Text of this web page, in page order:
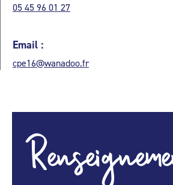
05 45 96 01 27
Email :
cpe16@wanadoo.fr